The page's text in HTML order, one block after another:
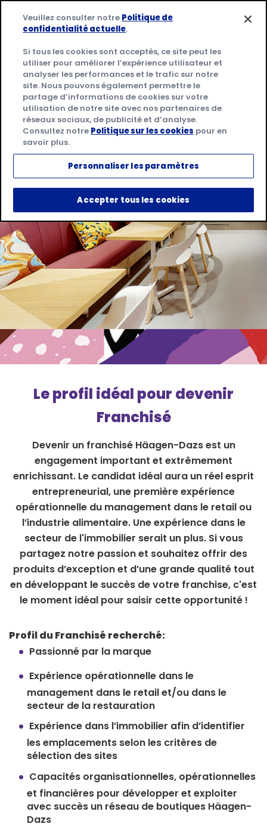
Le profil idéal pour devenir
Franchisé
Devenir un franchisé Häagen-Dazs est un
engagement important et extrêmement
enrichissant. Le candidat idéal aura un réel esprit
entrepreneurial, une première expérience
opérationnelle du management dans le retail ou
l’industrie alimentaire. Une expérience dans le
secteur de l'immobilier serait un plus. Si vous
partagez notre passion et souhaitez offrir des
produits d’exception et d’une grande qualité tout
en développant le succès de votre franchise, c'est
le moment idéal pour saisir cette opportunité !
Profil du Franchisé recherché:
Passionné par la marque
Expérience opérationnelle dans le
management dans le retail et/ou dans le
secteur de la restauration
Expérience dans l’immobilier afin d’identifier
les emplacements selon les critères de
sélection des sites
Capacités organisationnelles, opérationnelles
et financières pour développer et exploiter
avec succès un réseau de boutiques Häagen-
Dazs
Veuillez consulter notre Politique de
confidentialité actuelle.
Si tous les cookies sont acceptés, ce site peut les
utiliser pour améliorer l’expérience utilisateur et
analyser les performances et le trafic sur notre
site. Nous pouvons également permettre le
partage d’informations de cookies sur votre
utilisation de notre site avec nos partenaires de
réseaux sociaux, de publicité et d’analyse.
Consultez notre Politique sur les cookies pour en
savoir plus.
Personnaliser les paramètres
Accepter tous les cookies